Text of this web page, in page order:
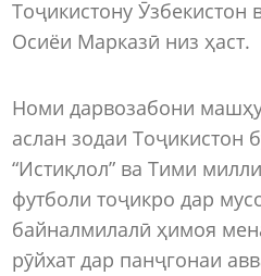
Тоҷикистону Ӯзбекистон
Осиёи Марказӣ низ ҳаст.
Номи дарвозабони
аслан зодаи Тоҷикистон
“Истиқлол” ва Тими
футболи тоҷикро дар
байналмилалӣ ҳимоя
рӯйхат дар панҷгонаи